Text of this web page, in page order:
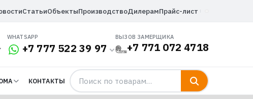
СтатьиОбъектыПроизводствоДилерамПрайс-лист
WHATSAPP
+7 777 522 39 97
ВЫЗОВ ЗАМЕРЩИКА
+7 771 072 4718
КОНТАКТЫ